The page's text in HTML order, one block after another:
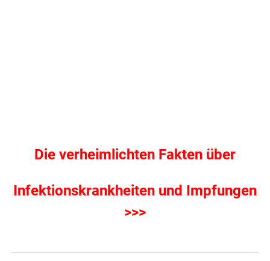
Die verheimlichten Fakten über
Infektionskrankheiten und Impfungen
>>>